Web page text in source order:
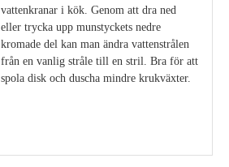
vattenkranar i kök. Genom att dra ned
eller trycka upp munstyckets nedre
kromade del kan man ändra vattenstrålen
från en vanlig stråle till en stril. Bra för att
spola disk och duscha mindre krukväxter.